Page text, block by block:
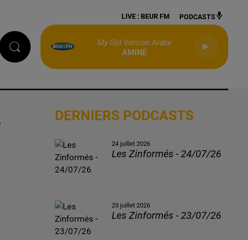
LIVE : BEUR FM PODCASTS
My Girl Version Arabe
AMINE
DERNIERS PODCASTS
24 juillet 2026
Les Zinformés - 24/07/26
23 juillet 2026
Les Zinformés - 23/07/26